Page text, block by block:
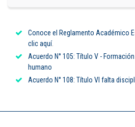
Conoce el Reglamento Académico
clic aquí.
Acuerdo N° 105: Título V -
humano
Acuerdo N° 108: Título VI falta
Empleo
Contáctanos